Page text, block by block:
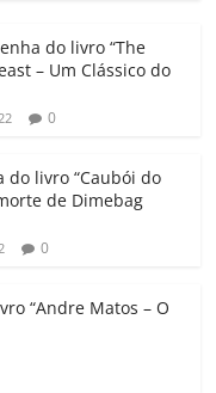
Cl
p
y
Li
k
m
p
h
ar
do livro “The
– Um Clássico do
0
do livro “Caubói do
de Dimebag
0
“Andre Matos – O